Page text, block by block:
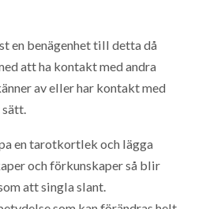
en benägenhet till detta då
att ha kontakt med andra
av eller har kontakt med
en tarotkortlek och lägga
och förkunskaper så blir
att singla slant.